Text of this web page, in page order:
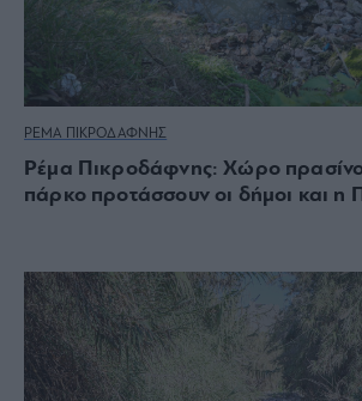
ΡΕΜΑ ΠΙΚΡΟΔΑΦΝΗΣ
Ρέμα Πικροδάφνης: Χώρο
πάρκο προτάσσουν οι δήμοι και η